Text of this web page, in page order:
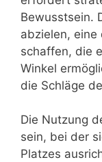
Bewusstsein.
abzielen, eine
schaffen, die
Winkel
die Schläge
Die Nutzung
sein, bei der
Platzes